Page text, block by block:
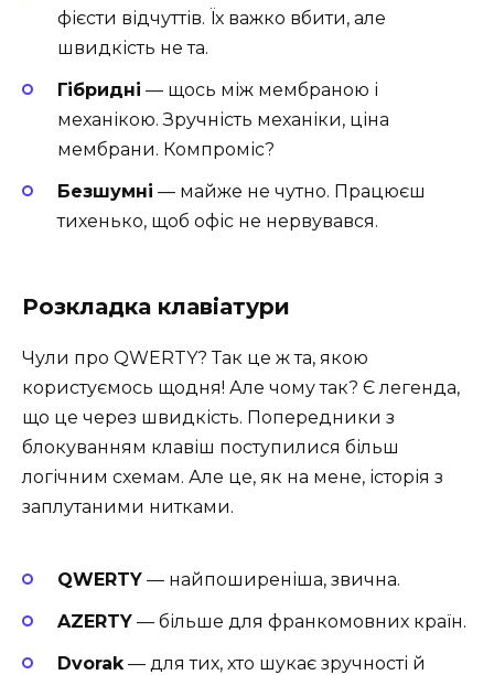
фієсти відчуттів. Їх важко вбити, але
швидкість не та.
Гібридні — щось між мембраною і
механікою. Зручність механіки, ціна
мембрани. Компроміс?
Безшумні — майже не чутно. Працюєш
тихенько, щоб офіс не нервувався.
Розкладка клавіатури
Чули про QWERTY? Так це ж та, якою
користуємось щодня! Але чому так? Є легенда,
що це через швидкість. Попередники з
блокуванням клавіш поступилися більш
логічним схемам. Але це, як на мене, історія з
заплутаними нитками.
QWERTY — найпоширеніша, звична.
AZERTY — більше для франкомовних країн.
Dvorak— для тих, хто шукає зручності й